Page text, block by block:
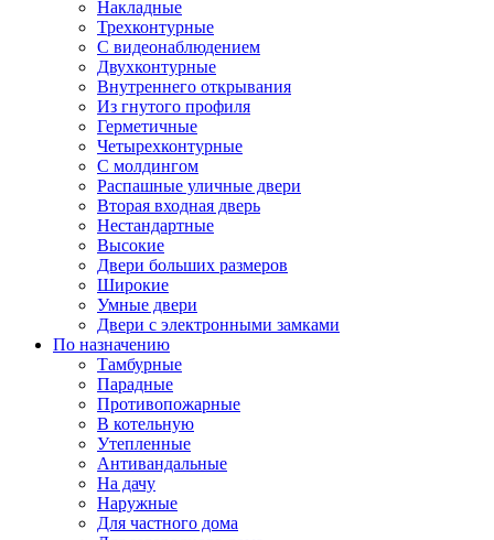
Накладные
Трехконтурные
С видеонаблюдением
Двухконтурные
Внутреннего открывания
Из гнутого профиля
Герметичные
Четырехконтурные
С молдингом
Распашные уличные двери
Вторая входная дверь
Нестандартные
Высокие
Двери больших размеров
Широкие
Умные двери
Двери с электронными замками
По назначению
Тамбурные
Парадные
Противопожарные
В котельную
Утепленные
Антивандальные
На дачу
Наружные
Для частного дома